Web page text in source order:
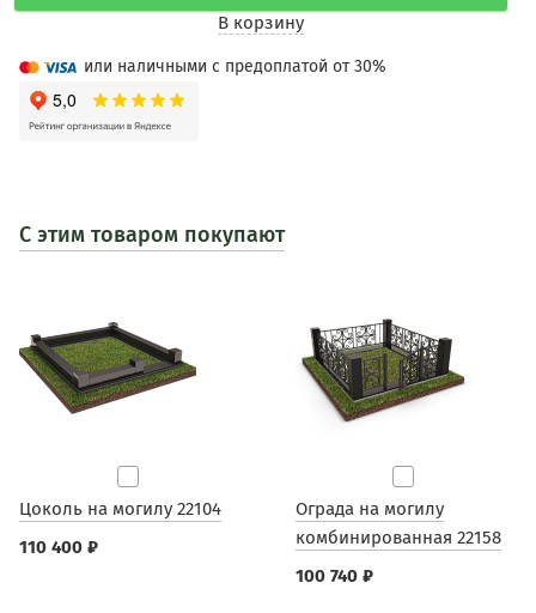
В корзину
или наличными с предоплатой от 30%
С этим товаром покупают
Цоколь на могилу 22104
110 400 ₽
Ограда на могилу
комбинированная 22158
100 740 ₽